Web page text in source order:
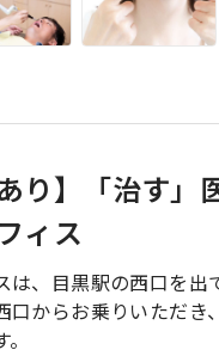
り】「治す
ィス
は、目黒駅の西口を
口からお乗りいただ